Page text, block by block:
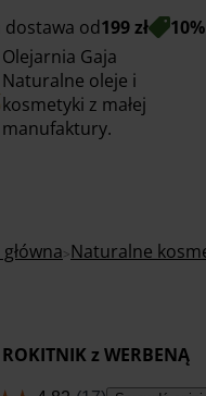
od199 zł
Olejarnia Gaja
Naturalne oleje i
kosmetyki z małej
manufaktury.
Naturalne
z WERBENĄ